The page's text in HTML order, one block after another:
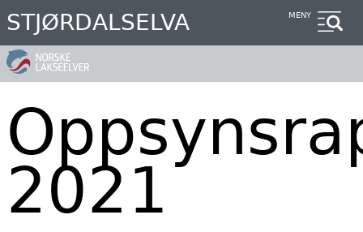
Hopp
til
hovedinnhold
STJØRDALSELVA MENY
2021